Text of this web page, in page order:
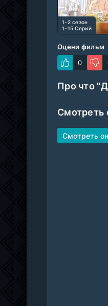
1-2 cезон
1-15 Серий
Оцени фильм
0
Про что
Смотреть
Смотреть